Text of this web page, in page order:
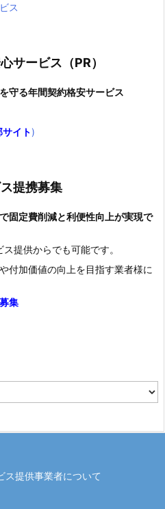
ス
サービス（PR）
守る年間契約格安サービス
サイト)
提携募集
固定費削減と利便性向上が実現で
提供からでも可能です。
付加価値の向上を目指す業者様に
集
ス提供事業者について